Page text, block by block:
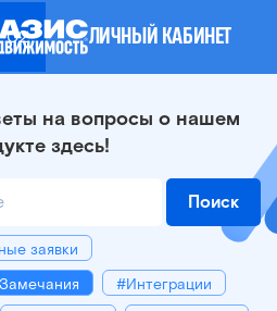
02 ЛИЧНЫЙ КАБИНЕТ
на вопросы о нашем
здесь!
Поиск
заявки
#Интеграции